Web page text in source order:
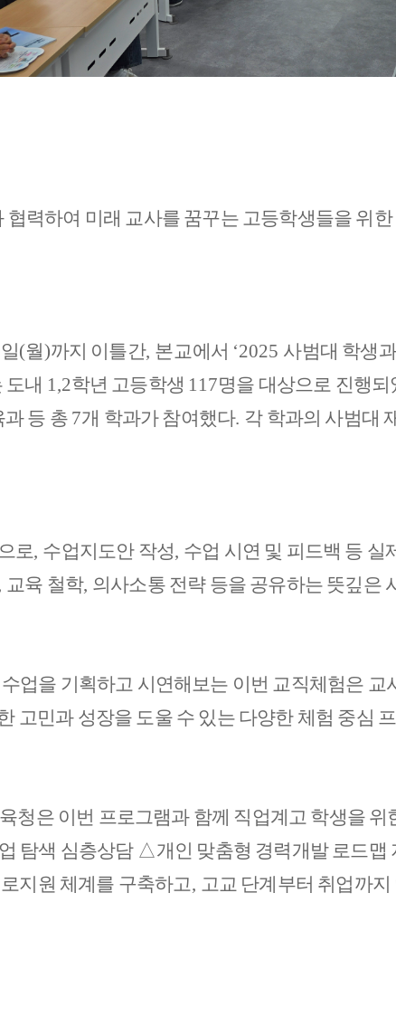
협력하여 미래 교사를 꿈꾸는 고등학생들을 위
일(월)까지 이틀간, 본교에서 ‘2025 사범대 학생
도내 1,2학년 고등학생 117명을 대상으로 진행되
등 총 7개 학과가 참여했다. 각 학과의 사범대
로, 수업지도안 작성, 수업 시연 및 피드백 등 실
교육 철학, 의사소통 전략 등을 공유하는 뜻깊은
업을 기획하고 시연해보는 이번 교직체험은
고민과 성장을 도울 수 있는 다양한 체험 중심
청은 이번 프로그램과 함께 직업계고 학생을 위
탐색 심층상담 △개인 맞춤형 경력개발 로드맵
지원 체계를 구축하고, 고교 단계부터 취업까